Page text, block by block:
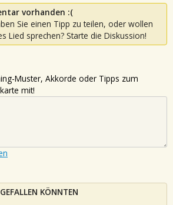
vorhanden :(
Sie einen Tipp zu teilen, oder wollen
Lied sprechen? Starte die Diskussion!
Muster, Akkorde oder Tipps zum
mit!
KÖNNTEN